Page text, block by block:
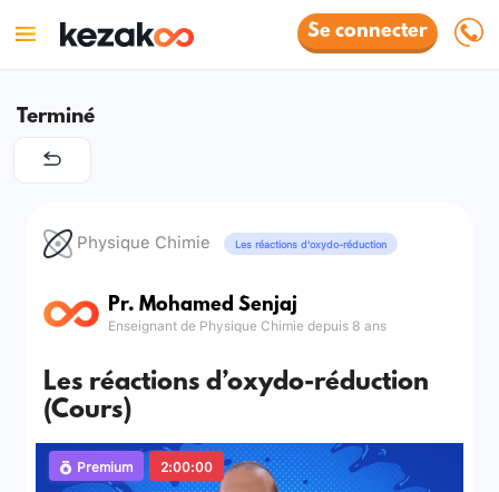
Se connecter
Terminé
Physique Chimie Les réactions d'oxydo-réduction
Pr. Mohamed Senjaj
Enseignant de Physique Chimie depuis 8 ans
Les réactions d’oxydo-réduction
(Cours)
Premium 2:00:00